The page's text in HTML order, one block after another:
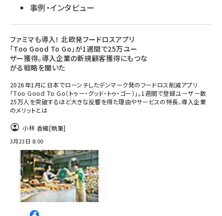
事例・インタビュー
ファミマも導入！ 北欧発フードロスアプリ
「Too Good To Go」が1週間で25万ユー
ザー獲得。導入企業の新規顧客獲得にもつな
がる戦略を聞いた
2026年1月に日本でローンチしたデンマーク発のフードロス削減アプリ
「Too Good To Go（トゥー・グッド・トゥ・ゴー）」。1週間で登録ユーザー数
25万人を突破するほど大きな反響を得た理由やサービスの特長、導入企業
のメリットとは
小林 香織[執筆]
3月23日 8:00